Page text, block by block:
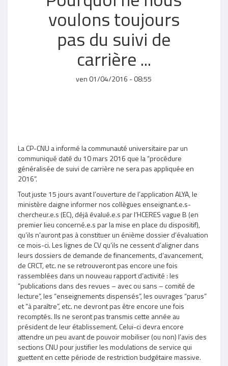
voulons toujours
pas du suivi de
carrière ...
ven 01/04/2016 - 08:55
La CP-CNU a informé la communauté universitaire par un
communiqué daté du 10 mars 2016 que la “procédure
généralisée de suivi de carrière ne sera pas appliquée en
2016”.
Tout juste 15 jours avant l’ouverture de l’application ALYA, le
ministère daigne informer nos collègues enseignant.e.s-
chercheur.e.s (EC), déjà évalué.e.s par l’HCERES vague B (en
premier lieu concerné.e.s par la mise en place du dispositif),
qu’ils n’auront pas à constituer un énième dossier d’évaluation
ce mois-ci. Les lignes de CV qu’ils ne cessent d’aligner dans
leurs dossiers de demande de financements, d’avancement,
de CRCT, etc. ne se retrouveront pas encore une fois
rassemblées dans un nouveau rapport d’activité : les
“publications dans des revues – avec ou sans – comité de
lecture”, les “enseignements dispensés”, les ouvrages “parus”
et “à paraître”, etc. ne devront pas être encore une fois
recomptés. Ils ne seront pas transmis cette année au
président de leur établissement. Celui-ci devra encore
attendre un peu avant de pouvoir mobiliser (ou non) l’avis des
sections CNU pour justifier les modulations de service qui
guettent en cette période de restriction budgétaire massive.